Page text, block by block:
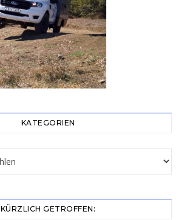
KATEGORIEN
KÜRZLICH GETROFFEN: